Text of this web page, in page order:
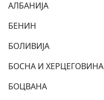
АЛБАНИЈА
БЕНИН
БОЛИВИЈА
БОСНА И ХЕРЦЕГОВИНА
БОЦВАНА